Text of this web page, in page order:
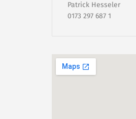
Patrick Hesseler
0173 297 687 1